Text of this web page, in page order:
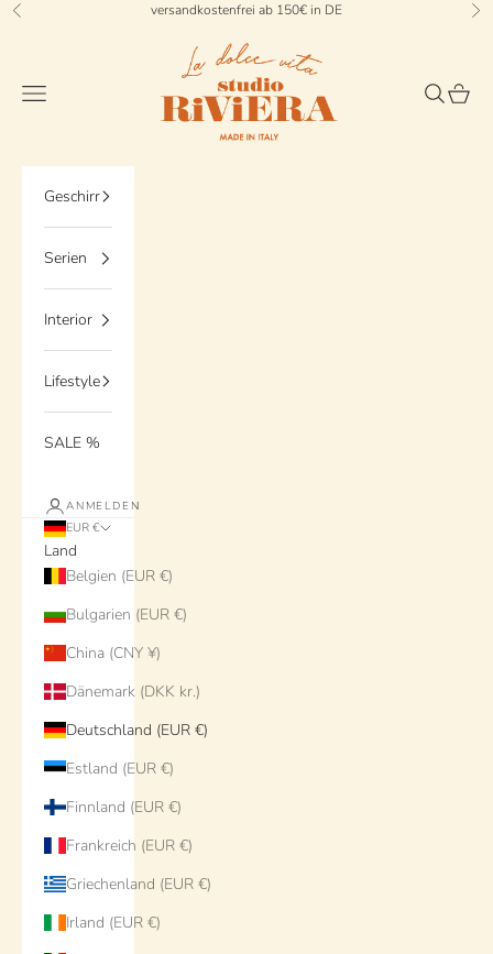
Zum Inhalt springen
Zurück versandkostenfrei ab 150€ in DE Vor
StudioRiviera
Menü Suchen
Geschirr
Serien
Interior
Lifestyle
SALE %
ANMELDEN
EUR €
Land
Belgien (EUR €)
Bulgarien (EUR €)
China (CNY ¥)
Dänemark (DKK kr.)
Deutschland (EUR €)
Estland (EUR €)
Finnland (EUR €)
Frankreich (EUR €)
Griechenland (EUR €)
Irland (EUR €)